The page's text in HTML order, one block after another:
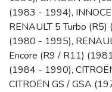
(1983 - 1994),
RENAULT 5 Turbo
(1980 - 1995),
Encore (R9 / R11)
(1984 - 1990),
CITROËN GS / GSA